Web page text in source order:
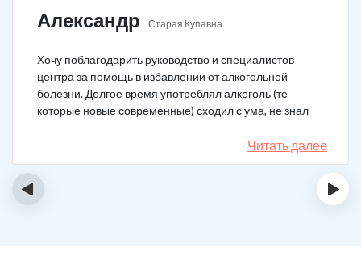
Александр Старая Купавна
Хочу поблагодарить руководство и специалистов
центра за помощь в избавлении от алкогольной
болезни. Долгое время употреблял алкоголь (те
которые новые современные) сходил с ума, не знал
куда деться от своей зависимости. Искал тех кто
сможет мне помочь в интернете, позвонил, приехал.
На сегодняшний день не употребляю!
Читать далее
‹ ›